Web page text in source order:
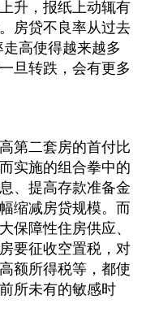
升，报纸上动辄有
房贷不良率从过去
高使得越来越多
旦转跌，会有更多
第二套房的首付比
实施的组合拳中的
、提高存款准备金
缩减房贷规模。而
保障性住房供应、
要征收空置税，对
额所得税等，都使
所未有的敏感时